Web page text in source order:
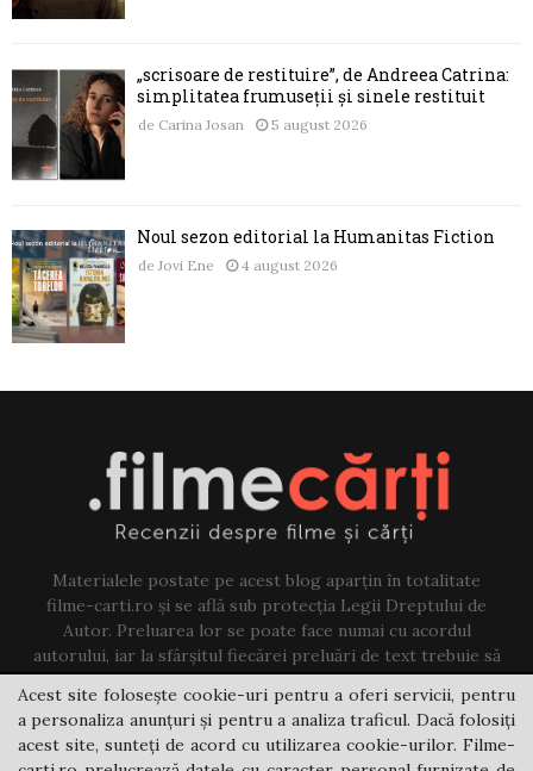
„scrisoare de restituire”, de Andreea Catrina:
simplitatea frumuseții și sinele restituit
de Carina Josan 5 august 2026
Noul sezon editorial la Humanitas Fiction
de Jovi Ene 4 august 2026
Materialele postate pe acest blog aparțin în totalitate
filme-carti.ro și se află sub protecția Legii Dreptului de
Autor. Preluarea lor se poate face numai cu acordul
autorului, iar la sfârșitul fiecărei preluări de text trebuie să
existe un link către acest blog.
Contact us:jovi@filme-carti.ro
Acest site folosește cookie-uri pentru a oferi servicii, pentru
a personaliza anunțuri și pentru a analiza traficul. Dacă folosiți
acest site, sunteți de acord cu utilizarea cookie-urilor. Filme-